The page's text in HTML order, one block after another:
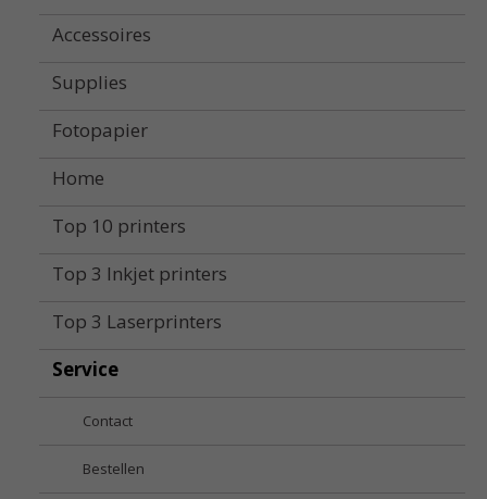
Accessoires
Supplies
Fotopapier
Home
Top 10 printers
Top 3 Inkjet printers
Top 3 Laserprinters
Service
Contact
Bestellen